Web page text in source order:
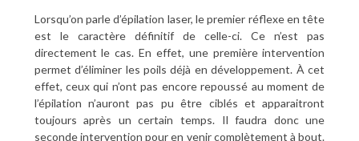
Lorsqu’on parle d’épilation laser, le premier réflexe en tête
est le caractère définitif de celle-ci. Ce n’est pas
directement le cas. En effet, une première intervention
permet d’éliminer les poils déjà en développement. À cet
effet, ceux qui n’ont pas encore repoussé au moment de
l’épilation n’auront pas pu être ciblés et apparaitront
toujours après un certain temps. Il faudra donc une
seconde intervention pour en venir complètement à bout.